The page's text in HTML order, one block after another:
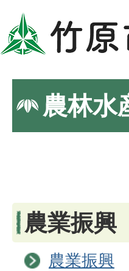
農林水
農業振興
農業振興